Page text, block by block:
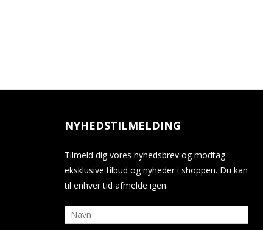
NYHEDSTILMELDING
Tilmeld dig vores nyhedsbrev og modtag
eksklusive tilbud og nyheder i shoppen. Du kan
til enhver tid afmelde igen.